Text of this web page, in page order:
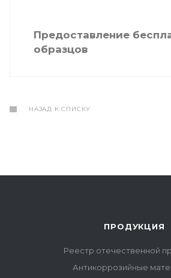
Предоставление
образцов
НАЗАД К СПИСКУ
ПРОДУКЦИЯ
Реестр отечественной
Антикоррозийные